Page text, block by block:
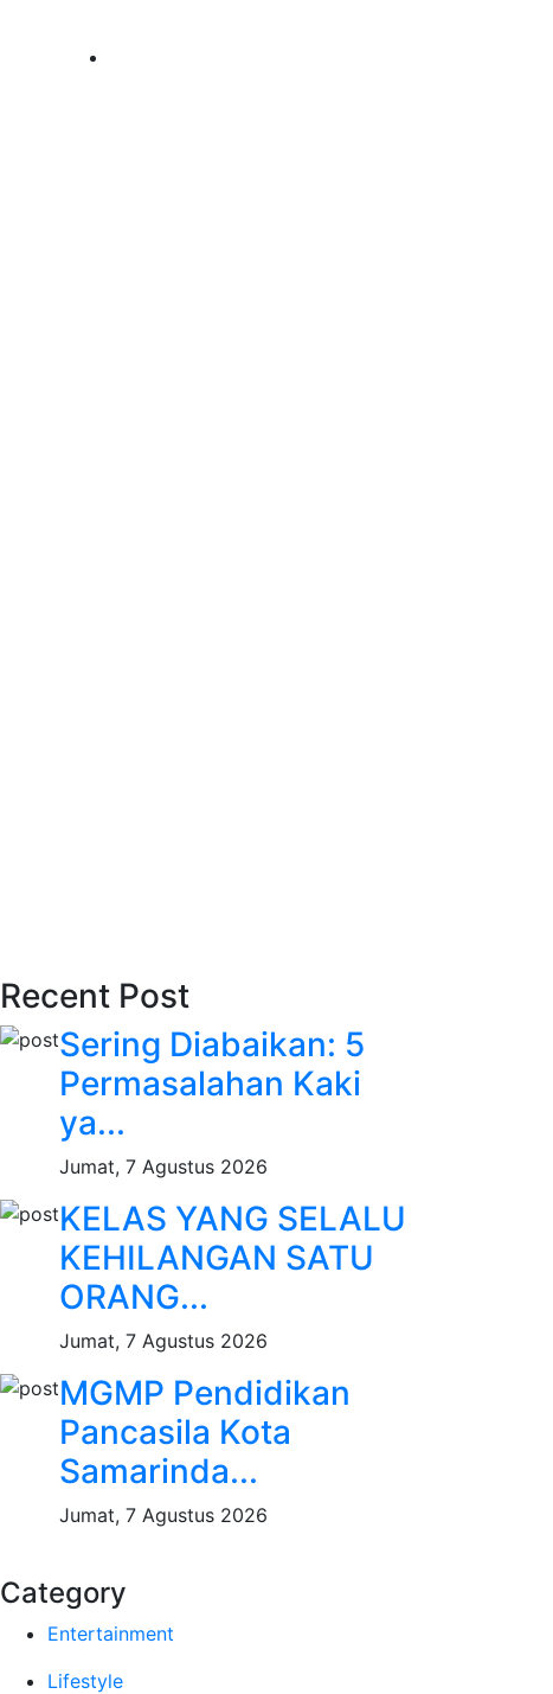
Recent Post
Sering Diabaikan: 5
Permasalahan Kaki
ya...
Jumat, 7 Agustus 2026
KELAS YANG SELALU
KEHILANGAN SATU
ORANG...
Jumat, 7 Agustus 2026
MGMP Pendidikan
Pancasila Kota
Samarinda...
Jumat, 7 Agustus 2026
Category
Entertainment
Lifestyle